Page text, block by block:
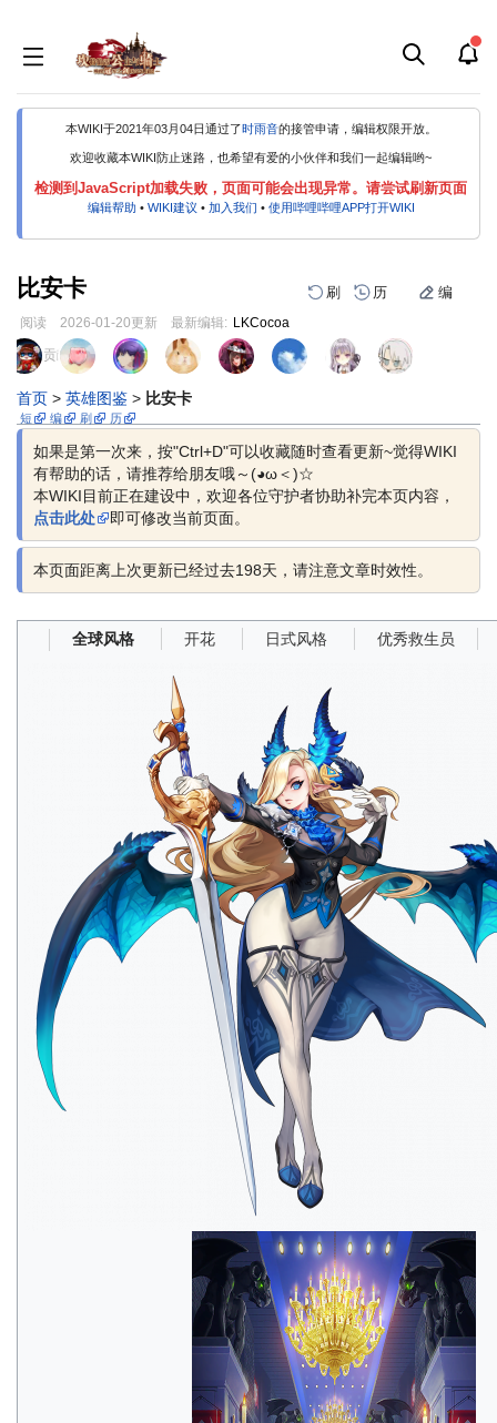
本WIKI于2021年03月04日通过了时雨音的接管申请，编辑权限开放。
欢迎收藏本WIKI防止迷路，也希望有爱的小伙伴和我们一起编辑哟~
检测到JavaScript加载失败，页面可能会出现异常。请尝试刷新页面
编辑帮助 • WIKI建议 • 加入我们 • 使用哔哩哔哩APP打开WIKI
比安卡 刷 历 编
阅读 2026-01-20更新 最新编辑: LKCocoa
跳
到
导
航
跳
到
搜
索
页面贡献者 :
首页 > 英雄图鉴 > 比安卡
短 编 刷 历
如果是第一次来，按"Ctrl+D"可以收藏随时查看更新~觉得WIKI
有帮助的话，请推荐给朋友哦～(◕ω＜)☆
本WIKI目前正在建设中，欢迎各位守护者协助补完本页内容，
点击此处
即可修改当前页面。
本页面距离上次更新已经过去198天，请注意文章时效性。
全球风格 开花 日式风格 优秀救生员